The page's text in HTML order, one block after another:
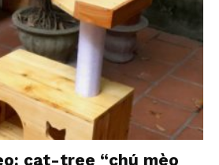
cat-tree “chú mèo